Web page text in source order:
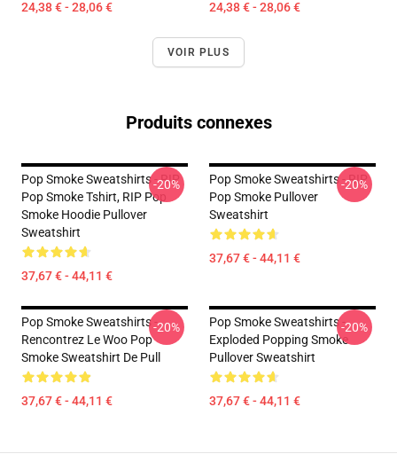
24,38 € - 28,06 € 24,38 € - 28,06 €
VOIR PLUS
Produits connexes
Pop Smoke Sweatshirts - RIP
Pop Smoke Tshirt, RIP Pop
Smoke Hoodie Pullover
Sweatshirt
37,67 € - 44,11 €
-20%
Pop Smoke Sweatshirts - RIP
Pop Smoke Pullover
Sweatshirt
37,67 € - 44,11 €
-20%
Pop Smoke Sweatshirts -
Rencontrez Le Woo Pop
Smoke Sweatshirt De Pull
37,67 € - 44,11 €
-20%
Pop Smoke Sweatshirts -
Exploded Popping Smoke
Pullover Sweatshirt
37,67 € - 44,11 €
-20%